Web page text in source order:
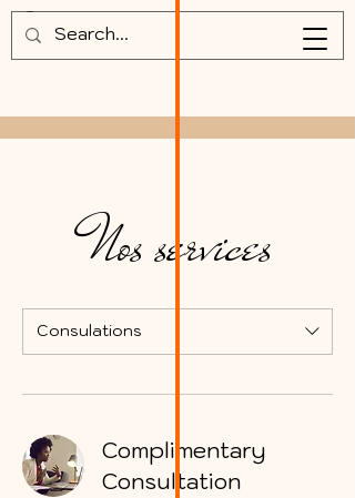
Nos services
Consulations
Complimentary
Consultation